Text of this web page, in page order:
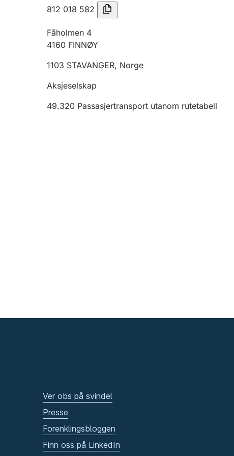
812 018 582
Fåholmen 4
4160 FINNØY
1103 STAVANGER, Norge
Aksjeselskap
49.320 Passasjertransport utanom rutetabell
Ver obs på svindel
Presse
Forenklingsbloggen
Finn oss på LinkedIn